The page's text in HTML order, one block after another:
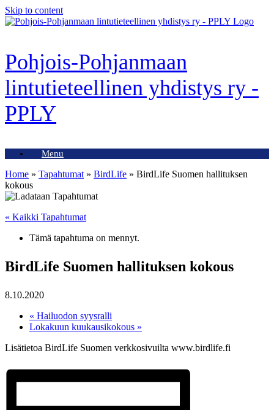
Skip to content
Pohjois-Pohjanmaan
lintutieteellinen yhdistys ry -
PPLY
Menu
Home » Tapahtumat » BirdLife » BirdLife Suomen hallituksen
kokous
« Kaikki Tapahtumat
Tämä tapahtuma on mennyt.
BirdLife Suomen hallituksen kokous
8.10.2020
« Hailuodon syysralli
Lokakuun kuukausikokous »
Lisätietoa BirdLife Suomen verkkosivuilta www.birdlife.fi